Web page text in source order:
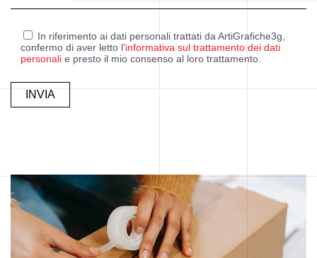
In riferimento ai dati personali trattati da ArtiGrafiche3g,
confermo di aver letto l’informativa sul trattamento dei dati
personali e presto il mio consenso al loro trattamento.